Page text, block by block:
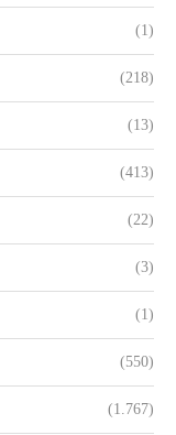
(1)
(218)
(13)
(413)
(22)
(3)
(1)
(550)
(1.767)